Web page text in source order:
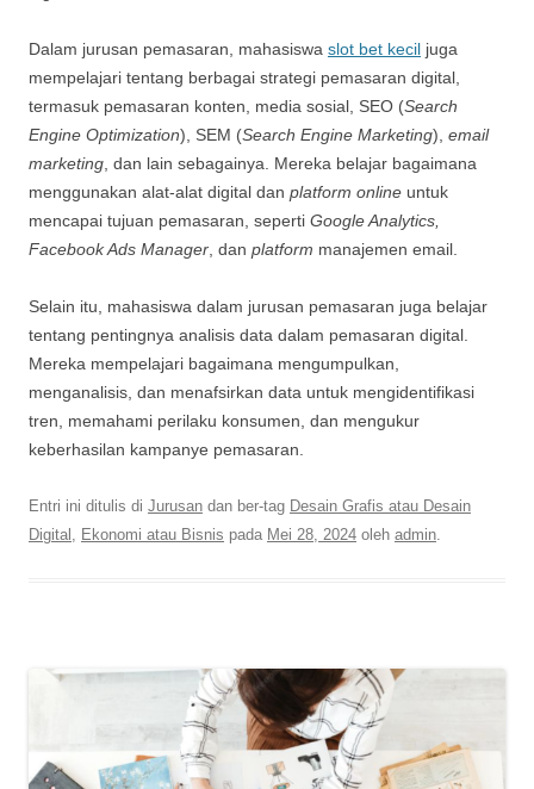
Dalam jurusan pemasaran, mahasiswa slot bet kecil juga
mempelajari tentang berbagai strategi pemasaran digital,
termasuk pemasaran konten, media sosial, SEO (Search
Engine Optimization), SEM (Search Engine Marketing), email
marketing, dan lain sebagainya. Mereka belajar bagaimana
menggunakan alat-alat digital dan platform online untuk
mencapai tujuan pemasaran, seperti Google Analytics,
Facebook Ads Manager, dan platform manajemen email.
Selain itu, mahasiswa dalam jurusan pemasaran juga belajar
tentang pentingnya analisis data dalam pemasaran digital.
Mereka mempelajari bagaimana mengumpulkan,
menganalisis, dan menafsirkan data untuk mengidentifikasi
tren, memahami perilaku konsumen, dan mengukur
keberhasilan kampanye pemasaran.
Entri ini ditulis di Jurusan dan ber-tag Desain Grafis atau Desain
Digital , Ekonomi atau Bisnis pada Mei 28, 2024 oleh admin.